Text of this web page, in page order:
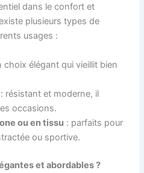
dans le confort et
plusieurs types de
usages :
choix élégant qui vieillit bien
: résistant et moderne, il
occasions.
ou en tissu : parfaits pour
ou sportive.
et abordables ?